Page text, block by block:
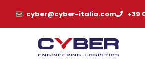
cyber@cyber-italia.com +39